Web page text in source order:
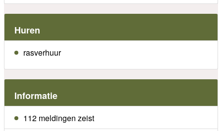
Huren
rasverhuur
Informatie
112 meldingen zeist